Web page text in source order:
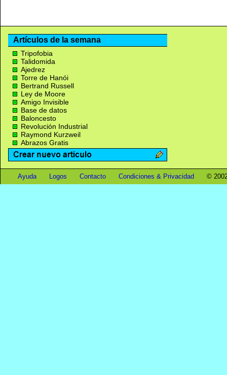
Artículos de la semana
Tripofobia
Talidomida
Ajedrez
Torre de Hanói
Bertrand Russell
Ley de Moore
Amigo Invisible
Base de datos
Baloncesto
Revolución Industrial
Raymond Kurzweil
Abrazos Gratis
Ayuda Logos Contacto Condiciones & Privacidad ©